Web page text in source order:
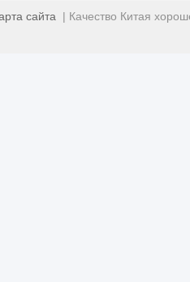
сайта | Качество Китая